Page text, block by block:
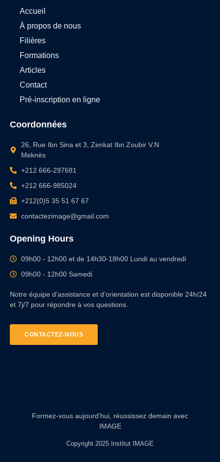
Accueil
À propos de nous
Filières
Formations
Articles
Contact
Pré-inscription en ligne
Coordonnées
26, Rue Ibn Sina et 3, Zenkat Ibn Zoubir V.N
Meknès
+212 666-297681‬
+212 666-985024‬
+212(0)5 35 51 67 67
contactezimage@gmail.com
Opening Hours
09h00 - 12h00 et de 14h30-18h00 Lundi au vendredi
09h00 - 12h00 Samedi
Notre équipe d’assistance et d’orientation est disponible 24h/24
et 7j/7 pour répondre à vos questions.
CONTACTEZ-NOUS
Formez-vous aujourd’hui, réussissez demain avec
IMAGE
Copyright 2025 Institut IMAGE